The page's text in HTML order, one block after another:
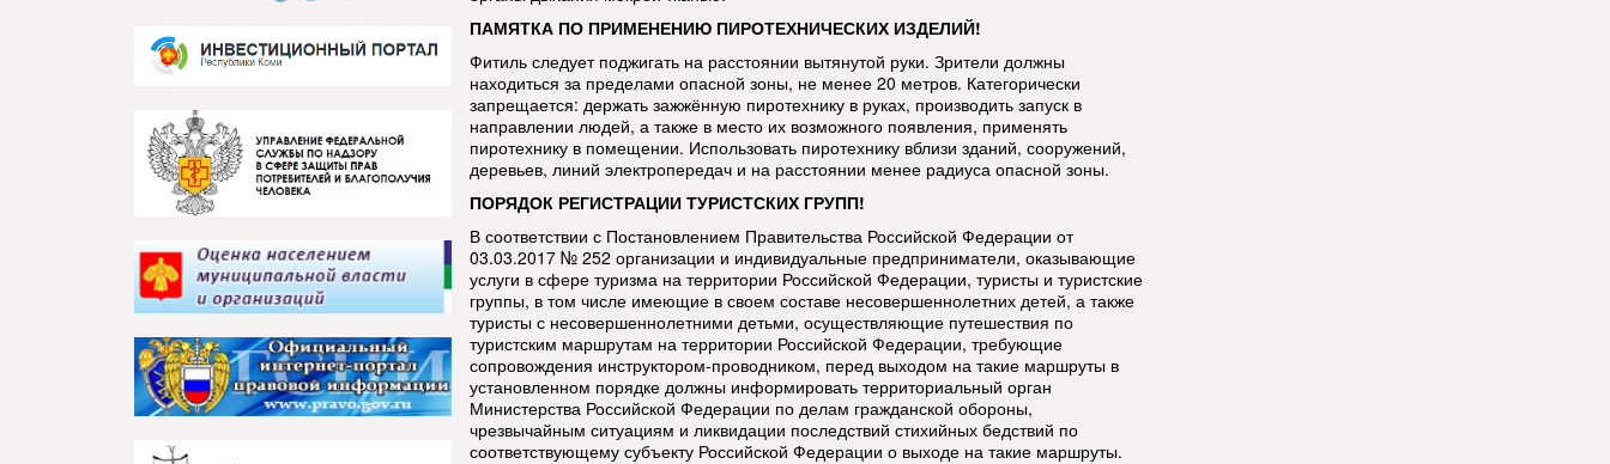
ПАМЯТКА ПО ПРИМЕНЕНИЮ ПИРОТЕХНИЧЕСКИХ ИЗДЕЛИЙ!
Фитиль следует поджигать на расстоянии вытянутой руки. Зрители должны
находиться за пределами опасной зоны, не менее 20 метров. Категорически
запрещается: держать зажжённую пиротехнику в руках, производить запуск в
направлении людей, а также в место их возможного появления, применять
пиротехнику в помещении. Использовать пиротехнику вблизи зданий, сооружений,
деревьев, линий электропередач и на расстоянии менее радиуса опасной зоны.
ПОРЯДОК РЕГИСТРАЦИИ ТУРИСТСКИХ ГРУПП!
В соответствии с Постановлением Правительства Российской Федерации от
03.03.2017 № 252 организации и индивидуальные предприниматели, оказывающие
услуги в сфере туризма на территории Российской Федерации, туристы и туристские
группы, в том числе имеющие в своем составе несовершеннолетних детей, а также
туристы с несовершеннолетними детьми, осуществляющие путешествия по
туристским маршрутам на территории Российской Федерации, требующие
сопровождения инструктором-проводником, перед выходом на такие маршруты в
установленном порядке должны информировать территориальный орган
Министерства Российской Федерации по делам гражданской обороны,
чрезвычайным ситуациям и ликвидации последствий стихийных бедствий по
соответствующему субъекту Российской Федерации о выходе на такие маршруты.